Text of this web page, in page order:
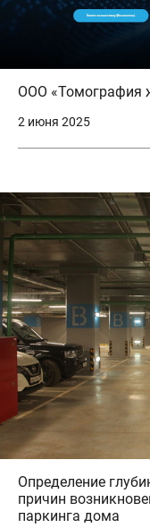
ООО «Томография
2 июня 2025
Определение
причин
паркинга дома